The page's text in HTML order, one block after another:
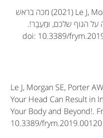
(2021) Le J,מכה בראש
על הגוף שלכם, וּמֵעֵבֶר!.
doi: 10.3389/
Le J, Morgan SE, Porter
Your Head Can Result in
Your Body and Beyond!.
10.3389/frym.2019.00120